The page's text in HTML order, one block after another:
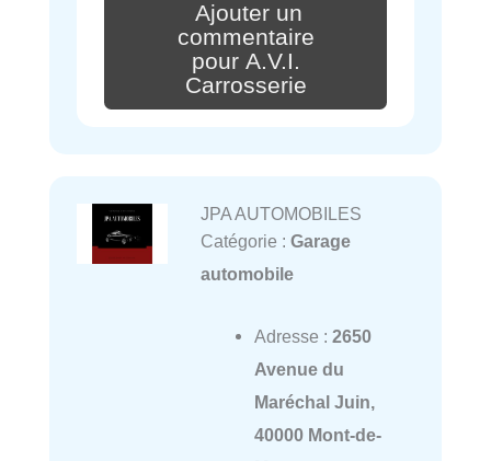
Ajouter un
commentaire
pour A.V.I.
Carrosserie
JPA AUTOMOBILES
Catégorie : Garage
automobile
Adresse : 2650
Avenue du
Maréchal Juin,
40000 Mont-de-